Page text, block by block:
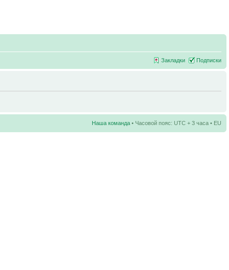
Закладки Подписки
Наша команда • Часовой пояс: UTC + 3 часа • EU